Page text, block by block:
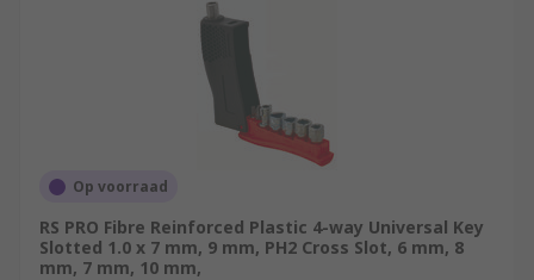
Op voorraad
RS PRO Fibre Reinforced Plastic 4-way Universal Key
Slotted 1.0 x 7 mm, 9 mm, PH2 Cross Slot, 6 mm, 8
mm, 7 mm, 10 mm,